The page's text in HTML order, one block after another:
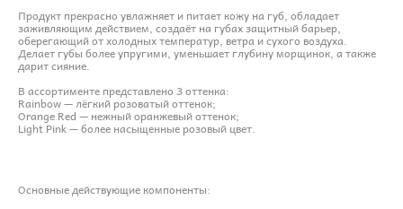
Продукт прекрасно увлажняет и питает кожу на губ, обладает
заживляющим действием, создаёт на губах защитный барьер,
оберегающий от холодных температур, ветра и сухого воздуха.
Делает губы более упругими, уменьшает глубину морщинок, а также
дарит сияние.
В ассортименте представлено 3 оттенка:
Rainbow — лёгкий розоватый оттенок;
Orange Red — нежный оранжевый оттенок;
Light Pink — более насыщенные розовый цвет.
Основные действующие компоненты: